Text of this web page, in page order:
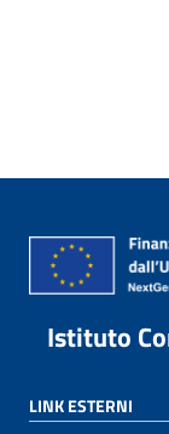
Istituto
LINK ESTERNI